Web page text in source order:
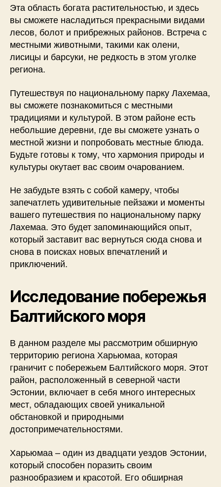
Эта область богата растительностью, и здесь
вы сможете насладиться прекрасными видами
лесов, болот и прибрежных районов. Встреча с
местными животными, такими как олени,
лисицы и барсуки, не редкость в этом уголке
региона.
Путешествуя по национальному парку Лахемаа,
вы сможете познакомиться с местными
традициями и культурой. В этом районе есть
небольшие деревни, где вы сможете узнать о
местной жизни и попробовать местные блюда.
Будьте готовы к тому, что хармония природы и
культуры окутает вас своим очарованием.
Не забудьте взять с собой камеру, чтобы
запечатлеть удивительные пейзажи и моменты
вашего путешествия по национальному парку
Лахемаа. Это будет запоминающийся опыт,
который заставит вас вернуться сюда снова и
снова в поисках новых впечатлений и
приключений.
Исследование побережья
Балтийского моря
В данном разделе мы рассмотрим обширную
территорию региона Харьюмаа, которая
граничит с побережьем Балтийского моря. Этот
район, расположенный в северной части
Эстонии, включает в себя много интересных
мест, обладающих своей уникальной
обстановкой и природными
достопримечательностями.
Харьюмаа – один из двадцати уездов Эстонии,
который способен поразить своим
разнообразием и красотой. Его обширная